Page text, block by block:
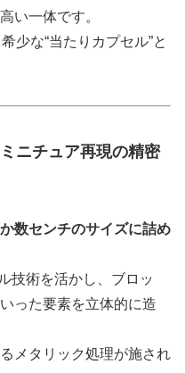
い一体です。
少な“当たりカプセル”と
ニチュア再現の精密
数センチのサイズに詰め
技術を活かし、ブロッ
った要素を立体的に造
メタリック処理が施され